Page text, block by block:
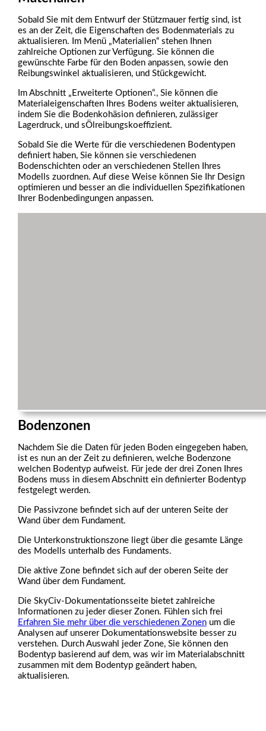
Sobald Sie mit dem Entwurf der Stützmauer fertig sind, ist
es an der Zeit, die Eigenschaften des Bodenmaterials zu
aktualisieren. Im Menü „Materialien“ stehen Ihnen
zahlreiche Optionen zur Verfügung. Sie können die
gewünschte Farbe für den Boden anpassen, sowie den
Reibungswinkel aktualisieren, und Stückgewicht.
Im Abschnitt „Erweiterte Optionen“., Sie können die
Materialeigenschaften Ihres Bodens weiter aktualisieren,
indem Sie die Bodenkohäsion definieren, zulässiger
Lagerdruck, und sÖlreibungskoeffizient.
Sobald Sie die Werte für die verschiedenen Bodentypen
definiert haben, Sie können sie verschiedenen
Bodenschichten oder an verschiedenen Stellen Ihres
Modells zuordnen. Auf diese Weise können Sie Ihr Design
optimieren und besser an die individuellen Spezifikationen
Ihrer Bodenbedingungen anpassen.
Bodenzonen
Nachdem Sie die Daten für jeden Boden eingegeben haben,
ist es nun an der Zeit zu definieren, welche Bodenzone
welchen Bodentyp aufweist. Für jede der drei Zonen Ihres
Bodens muss in diesem Abschnitt ein definierter Bodentyp
festgelegt werden.
Die Passivzone befindet sich auf der unteren Seite der
Wand über dem Fundament.
Die Unterkonstruktionszone liegt über die gesamte Länge
des Modells unterhalb des Fundaments.
Die aktive Zone befindet sich auf der oberen Seite der
Wand über dem Fundament.
Die SkyCiv-Dokumentationsseite bietet zahlreiche
Informationen zu jeder dieser Zonen. Fühlen sich frei
Erfahren Sie mehr über die verschiedenen Zonenum die
Analysen auf unserer Dokumentationswebsite besser zu
verstehen. Durch Auswahl jeder Zone, Sie können den
Bodentyp basierend auf dem, was wir im Materialabschnitt
zusammen mit dem Bodentyp geändert haben,
aktualisieren.